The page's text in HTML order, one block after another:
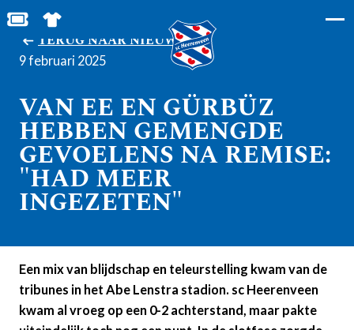
BESTEL JOUW TICKETS
SHOP IN DE FEANSTORE
TERUG NAAR NIEUWS
9 februari 2025
VAN EE EN GÜRBÜZ
HEBBEN GEMENGDE
GEVOELENS NA REMISE:
"HAD MEER
INGEZETEN"
Een mix van blijdschap en teleurstelling kwam van de
tribunes in het Abe Lenstra stadion. sc Heerenveen
kwam al vroeg op een 0-2 achterstand, maar pakte